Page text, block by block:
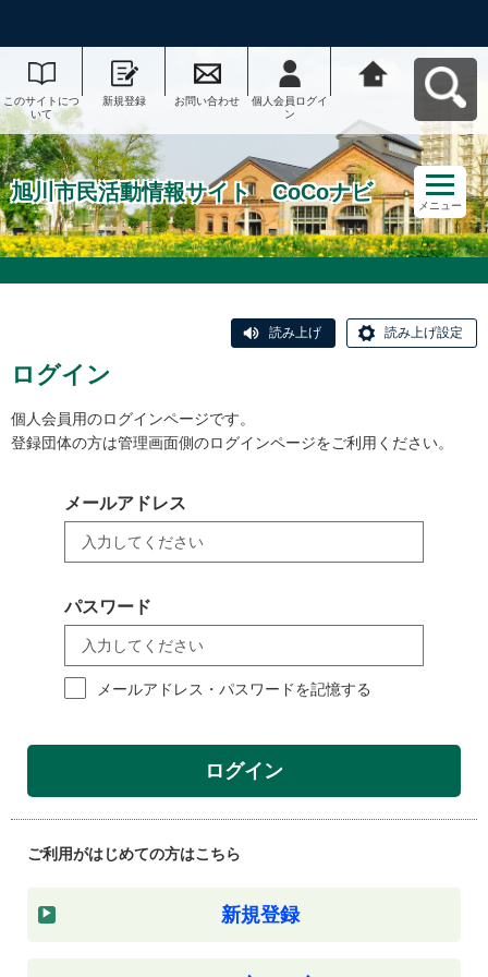
このサイトにつ
いて
新規登録 お問い合わせ
個人会員ログイ
ン
ナビへ戻る
旭川市民活動情報サイト CoCoナビ
メニュー
読み上げ 読み上げ設定
ログイン
個人会員用のログインページです。
登録団体の方は管理画面側のログインページをご利用ください。
メールアドレス
パスワード
メールアドレス・パスワードを記憶する
ログイン
ご利用がはじめての方はこちら
新規登録